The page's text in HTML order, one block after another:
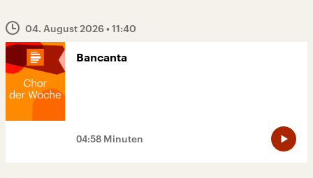
04. August 2026• 11:40
Bancanta
04:58 Minuten